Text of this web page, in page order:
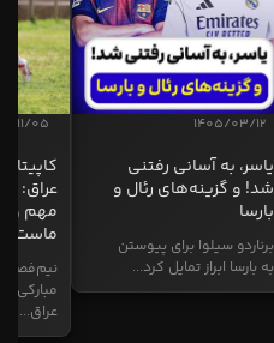
1405/03/12
یاسر، به آسانی رفتنی
شد! و گزینه‌های رئال و
بارسا
برناردو سیلوا برای پیوستن
به بارسا ابراز تمایل کرد...
11/05
عراق:
مهم و
ماست
نیم‌فصل
مبارکی
عراق...